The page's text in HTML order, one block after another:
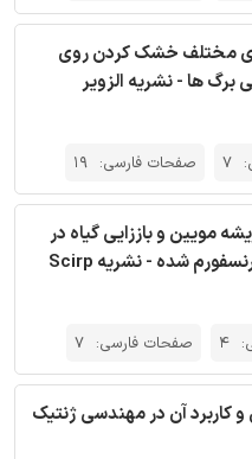
مختلف خشک کردن روی
ها - نشریه الزویر
7 صفحات فارسی: 19
مویین و باززایی گیاه در
4 صفحات فارسی: 7
کاربرد آن در مهندسی ژنتیک